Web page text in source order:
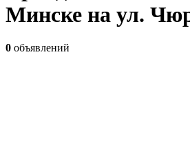
Минске на ул.
0 объявлений